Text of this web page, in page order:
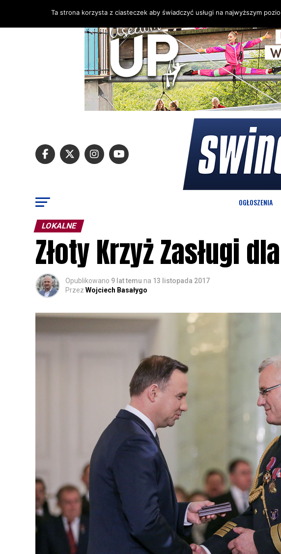
OGŁOSZENIA
LOKALNE
Złoty Krzyż Zasługi
Opublikowano 9 lat temu na 13 listopada 2017
Przez Wojciech Basałygo
Ta strona korzysta z ciasteczek aby świadczyć usługi na najwyższym